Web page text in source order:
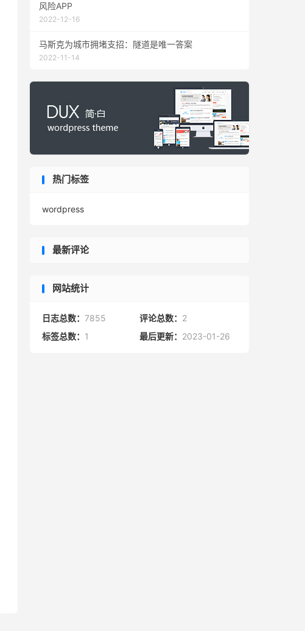
风险APP
2022-12-16
马斯克为城市拥堵支招：隧道是唯一答案
2022-11-14
热门标签
wordpress
最新评论
网站统计
日志总数： 7855 评论总数： 2
标签总数： 1 最后更新： 2023-01-26